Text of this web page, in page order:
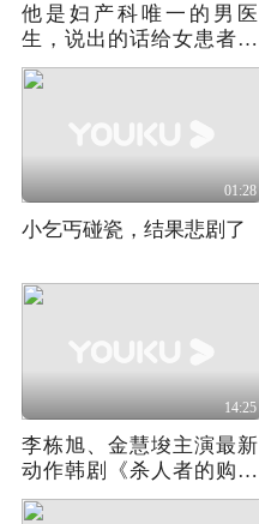
他是妇产科唯一的男医
生，说出的话给女患者吓
坏了
01:28
小乞丐碰瓷，结果悲剧了
14:25
李栋旭、金慧埈主演最新
动作韩剧《杀人者的购物
中心2》-1